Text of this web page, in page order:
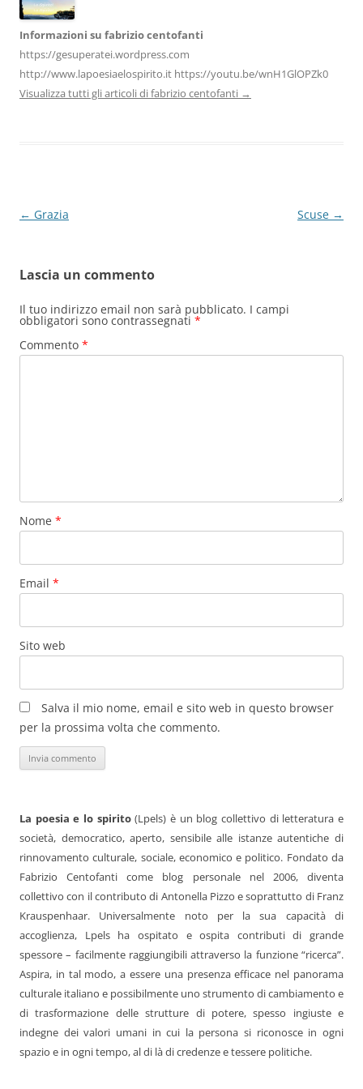
Informazioni su fabrizio centofanti
https://gesuperatei.wordpress.com
http://www.lapoesiaelospirito.it https://youtu.be/wnH1GlOPZk0
Visualizza tutti gli articoli di fabrizio centofanti →
Navigazione
← Grazia Scuse →
Lascia un commento
Il tuo indirizzo email non sarà pubblicato. I campi
obbligatori sono contrassegnati *
Commento *
Nome *
Email *
Sito web
Salva il mio nome, email e sito web in questo browser
per la prossima volta che commento.
La poesia e lo spirito(Lpels) è un blog collettivo di letteratura e
società, democratico, aperto, sensibile alle istanze autentiche di
rinnovamento culturale, sociale, economico e politico. Fondato da
Fabrizio Centofanti come blog personale nel 2006, diventa
collettivo con il contributo di Antonella Pizzo e soprattutto di Franz
Krauspenhaar. Universalmente noto per la sua capacità di
accoglienza, Lpels ha ospitato e ospita contributi di grande
spessore – facilmente raggiungibili attraverso la funzione “ricerca”.
Aspira, in tal modo, a essere una presenza efficace nel panorama
culturale italiano e possibilmente uno strumento di cambiamento e
di trasformazione delle strutture di potere, spesso ingiuste e
indegne dei valori umani in cui la persona si riconosce in ogni
spazio e in ogni tempo, al di là di credenze e tessere politiche.